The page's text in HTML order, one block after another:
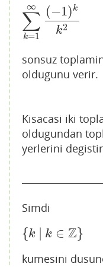
∑
k=1
∞ (−1) k
k2
∑k 1∞(−1)kk
sonsuz
oldugunu verir.
Kisacasi iki
oldugundan
yerlerini
Simdi
{k | k ∈ Z}
{ |k ∈Z}
kumesini